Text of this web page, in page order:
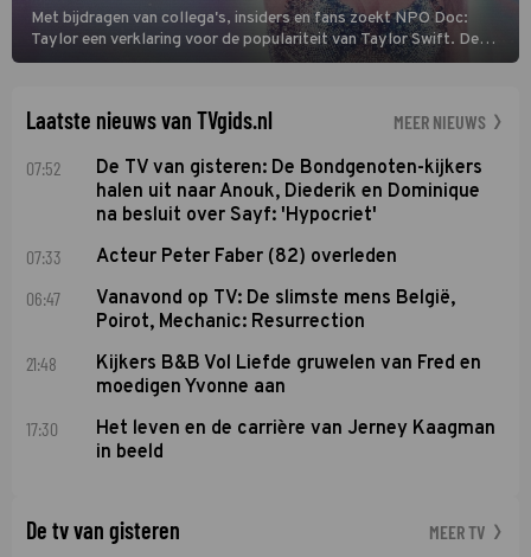
Met bijdragen van collega's, insiders en fans zoekt NPO Doc:
Taylor een verklaring voor de populariteit van Taylor Swift. De
singer-songwriter is een van de succesvolste sterren van onze tijd
Laatste nieuws van TVgids.nl MEER NIEUWS
07:52
De TV van gisteren: De Bondgenoten-kijkers
halen uit naar Anouk, Diederik en Dominique
na besluit over Sayf: 'Hypocriet'
07:33 Acteur Peter Faber (82) overleden
06:47
Vanavond op TV: De slimste mens België,
Poirot, Mechanic: Resurrection
21:48
Kijkers B&B Vol Liefde gruwelen van Fred en
moedigen Yvonne aan
17:30
Het leven en de carrière van Jerney Kaagman
in beeld
De tv van gisteren MEER TV